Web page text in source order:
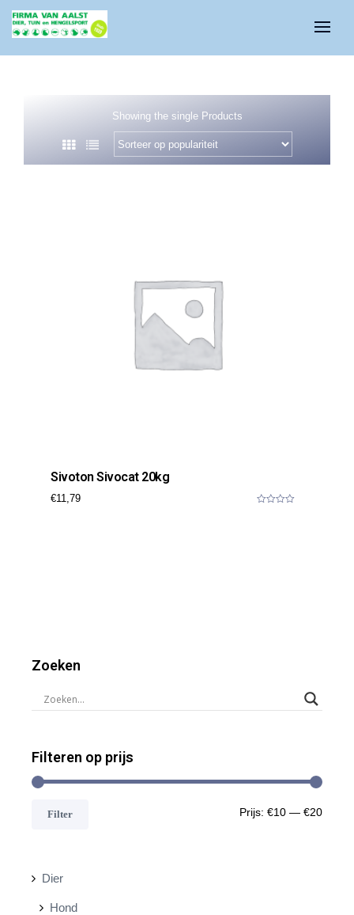
Showing the single Products
Sivoton Sivocat 20kg
€11,79
Zoeken
Filteren op prijs
MM
Filter Prijs: €10 — €20
Dier
Hond